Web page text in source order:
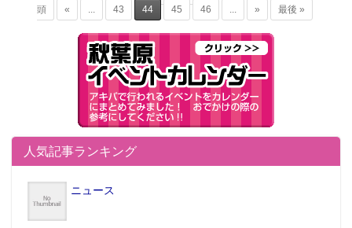
頭
« ... 43 44 45 46 ... » 最後 »
人気記事ランキング
ニュース